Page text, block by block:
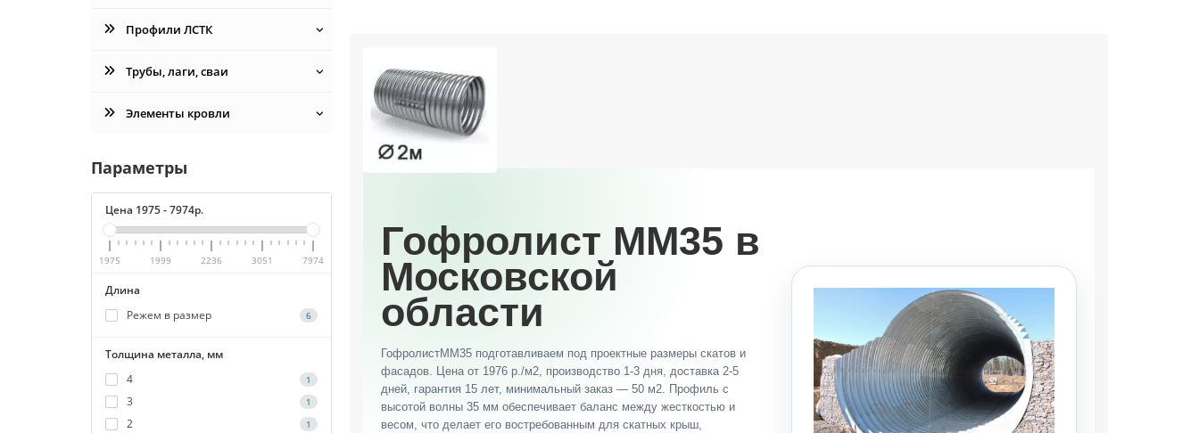
Профили ЛСТК
Трубы, лаги, сваи
Элементы кровли
Параметры
Цена 1975-7974р.
1975 1999 2236 3051 7974
Длина
Режем в размер
6
Толщина металла, мм
4
1
3 1
2 1
Гофролист ММ35 в
Московской
области
ГофролистММ35 подготавливаем под проектные размеры скатов и
фасадов. Цена от 1976 р./м2, производство 1-3 дня, доставка 2-5
дней, гарантия 15 лет, минимальный заказ — 50 м2. Профиль с
высотой волны 35 мм обеспечивает баланс между жесткостью и
весом, что делает его востребованным для скатных крыш,